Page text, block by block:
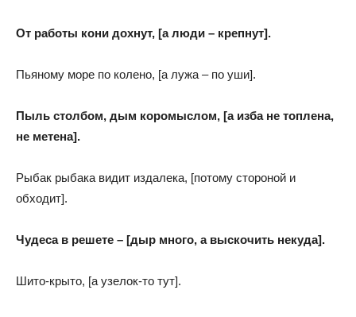
От работы кони дохнут, [а люди – крепнут].
Пьяному море по колено, [а лужа – по уши].
Пыль столбом, дым коромыслом, [а изба не топлена,
не метена].
Рыбак рыбака видит издалека, [потому стороной и
обходит].
Чудеса в решете – [дыр много, а выскочить некуда].
Шито-крыто, [а узелок-то тут].